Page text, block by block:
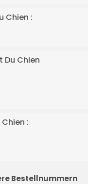
Chien :
Du Chien
:
Bestellnummern